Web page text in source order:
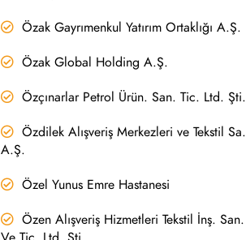
Özak Gayrımenkul Yatırım Ortaklığı A.Ş.
Özak Global Holding A.Ş.
Özçınarlar Petrol Ürün. San. Tic. Ltd. Şti.
Özdilek Alışveriş Merkezleri ve Tekstil Sa.
A.Ş.
Özel Yunus Emre Hastanesi
Özen Alışveriş Hizmetleri Tekstil İnş. San.